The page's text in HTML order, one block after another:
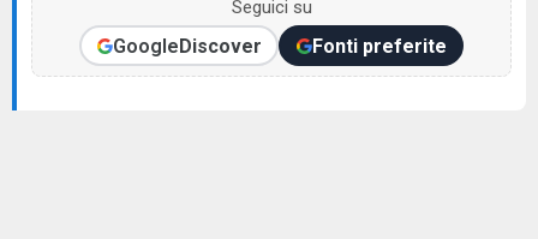
Seguici su
GoogleDiscover Fonti preferite